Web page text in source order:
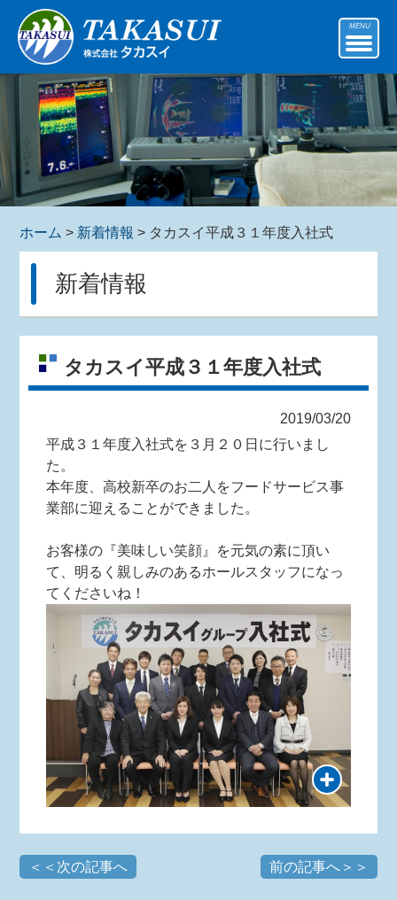
MENU
ホーム > 新着情報 > タカスイ平成３１年度入社式
新着情報
タカスイ平成３１年度入社式
2019/03/20
平成３１年度入社式を３月２０日に行いまし
た。
本年度、高校新卒のお二人をフードサービス事
業部に迎えることができました。
お客様の『美味しい笑顔』を元気の素に頂い
て、明るく親しみのあるホールスタッフになっ
てくださいね！
前の記事へ＞＞
＜＜次の記事へ